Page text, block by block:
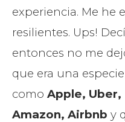
experiencia. Me he
resilientes. Ups!
entonces no me
que era una
como Apple,
Amazon, Airbnb y